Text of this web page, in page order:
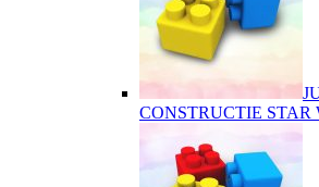
CONSTRUCTIE STAR